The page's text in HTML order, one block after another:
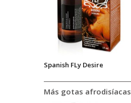
Spanish FLy Desire
Más gotas afrodisíacas